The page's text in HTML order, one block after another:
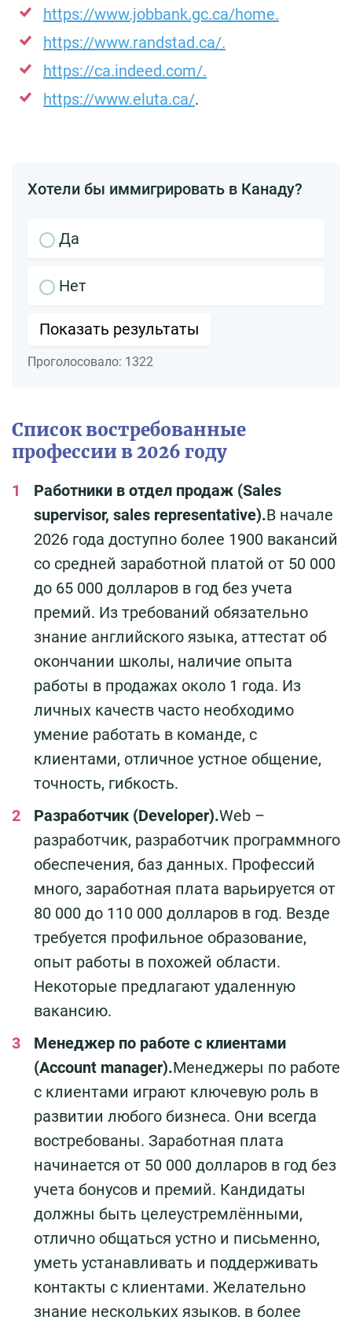
https://www.jobbank.gc.ca/home.
https://www.randstad.ca/.
https://ca.indeed.com/.
https://www.eluta.ca/.
Хотели бы иммигрировать в Канаду?
Да
Нет
Показать результаты
Проголосовало: 1322
Список востребованные
профессии в 2026 году
Работники в отдел продаж (Sales
supervisor, sales representative).В начале
2026 года доступно более 1900 вакансий
со средней заработной платой от 50 000
до 65 000 долларов в год без учета
премий. Из требований обязательно
знание английского языка, аттестат об
окончании школы, наличие опыта
работы в продажах около 1 года. Из
личных качеств часто необходимо
умение работать в команде, с
клиентами, отличное устное общение,
точность, гибкость.
Разработчик (Developer).Web –
разработчик, разработчик программного
обеспечения, баз данных. Профессий
много, заработная плата варьируется от
80 000 до 110 000 долларов в год. Везде
требуется профильное образование,
опыт работы в похожей области.
Некоторые предлагают удаленную
вакансию.
Менеджер по работе с клиентами
(Account manager).Менеджеры по работе
с клиентами играют ключевую роль в
развитии любого бизнеса. Они всегда
востребованы. Заработная плата
начинается от 50 000 долларов в год без
учета бонусов и премий. Кандидаты
должны быть целеустремлёнными,
отлично общаться устно и письменно,
уметь устанавливать и поддерживать
контакты с клиентами. Желательно
знание нескольких языков, в более